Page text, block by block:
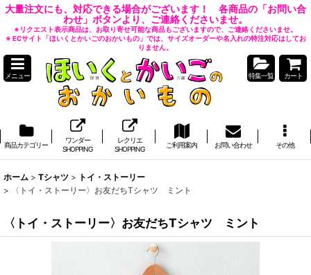
大量注文にも、対応できる場合がございます！ 各商品の「お問い合
わせ」ボタンより、ご連絡くださいませ。
※リクエスト表示商品は、お取り寄せ可能な商品もございますので、ご連絡くださいませ。
※ ECサイト「ほいくとかいごのおかいもの」では、サイズオーダーや名入れの特注対応はしてお
りません。
メニュー 特集一覧 カート
商品カテゴリー
ワンダー
SHOPPING
レクリエ
SHOPPING
ご利用案内 お問い合わせ その他
ホーム > Tシャツ > トイ・ストーリー
>
〈トイ・ストーリー〉お友だちTシャツ ミント
〈トイ・ストーリー〉お友だちTシャツ ミント